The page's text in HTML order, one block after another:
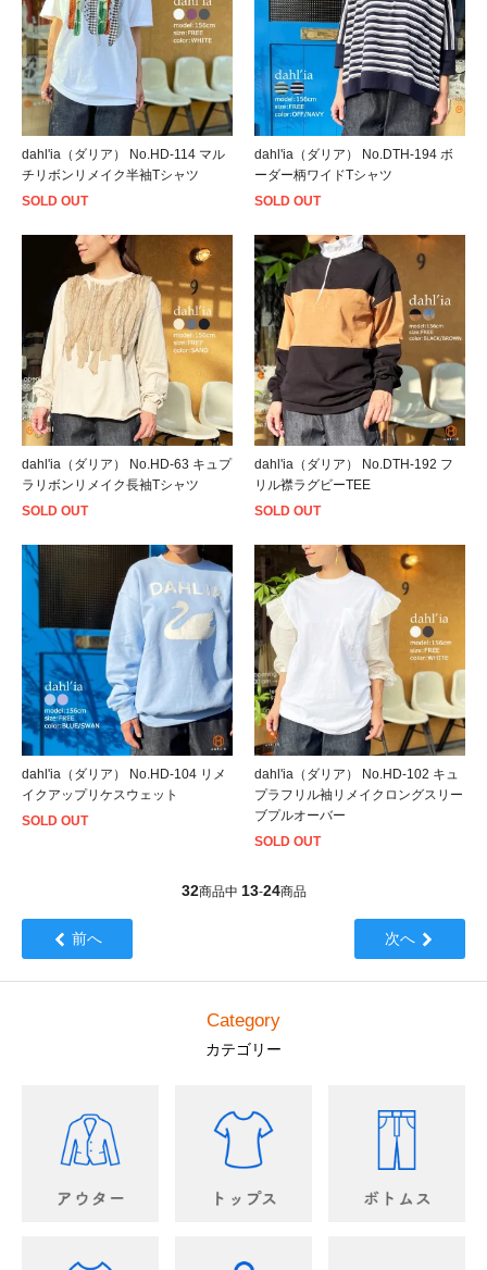
dahl'ia（ダリア） No.HD-114 マル
チリボンリメイク半袖Tシャツ
SOLD OUT
dahl'ia（ダリア） No.DTH-194 ボ
ーダー柄ワイドTシャツ
SOLD OUT
dahl'ia（ダリア） No.HD-63 キュプ
ラリボンリメイク長袖Tシャツ
SOLD OUT
dahl'ia（ダリア） No.DTH-192 フ
リル襟ラグビーTEE
SOLD OUT
dahl'ia（ダリア） No.HD-104 リメ
イクアップリケスウェット
SOLD OUT
dahl'ia（ダリア） No.HD-102 キュ
プラフリル袖リメイクロングスリー
ブプルオーバー
SOLD OUT
32商品中 13-24商品
前へ 次へ
Category
カテゴリー